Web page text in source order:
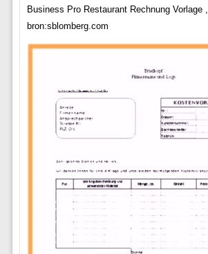
Business Pro Restaurant Rechnung Vorlage ,
bron:sblomberg.com